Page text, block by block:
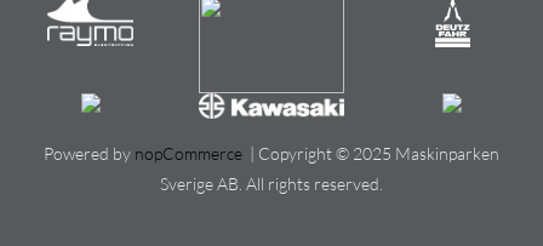
Powered by nopCommerce | Copyright © 2025 Maskinparken
Sverige AB. All rights reserved.